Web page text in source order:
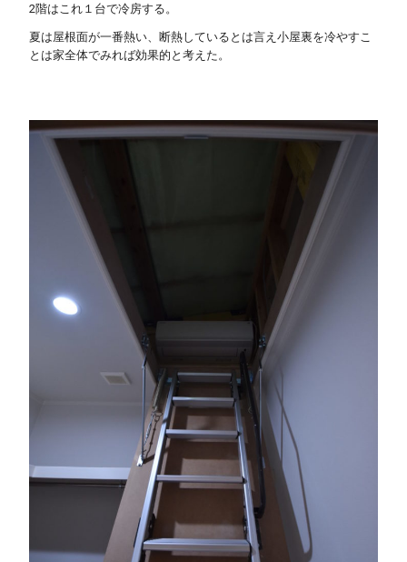
2階は これ１台で冷房する。
夏は屋根面が一番熱い、断熱しているとは言え小屋裏を冷やすこ
とは家全体でみれば効果的と考えた。